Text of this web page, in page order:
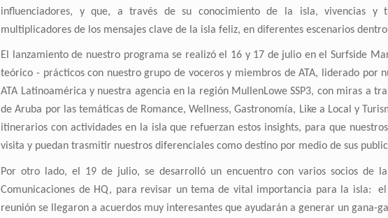
influenciadores, y que, a través de su conocimiento de la isla, vivencias y
multiplicadores de los mensajes clave de la isla feliz, en diferentes escenarios
El lanzamiento de nuestro programa se realizó el 16 y 17 de julio en el Surfside
teórico - prácticos con nuestro grupo de voceros y miembros de ATA, liderado por
ATA Latinoamérica y nuestra agencia en la región MullenLowe SSP3, con miras a
de Aruba por las temáticas de Romance, Wellness, Gastronomía, Like a Local y
itinerarios con actividades en la isla que refuerzan estos insights, para que
visita y puedan trasmitir nuestros diferenciales como destino por medio de sus
Por otro lado, el 19 de julio, se desarrolló un encuentro con varios socios de
Comunicaciones de HQ, para revisar un tema de vital importancia para la isla:
reunión se llegaron a acuerdos muy interesantes que ayudarán a generar un gana-